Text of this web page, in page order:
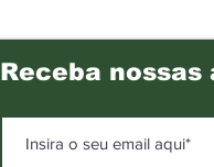
Receba